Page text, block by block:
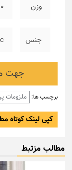
وزن
جنس
جهت
برچسب ها: ملزومات
کپی لینک کوتاه
مطالب مزتبط